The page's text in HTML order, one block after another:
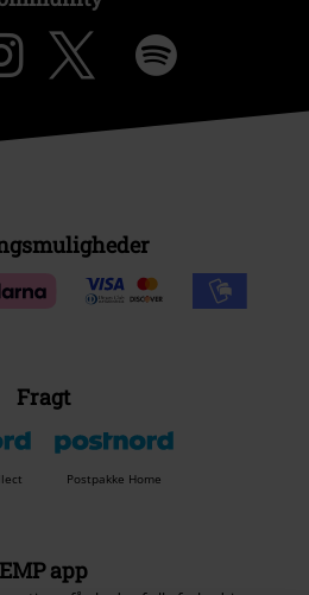
Fragt
Postpakke Home
EMP app